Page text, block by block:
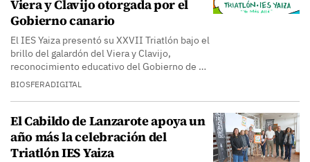
Viera y Clavijo otorgada por el
Gobierno canario
El IES Yaiza presentó su XXVII Triatlón bajo el
brillo del galardón del Viera y Clavijo,
reconocimiento educativo del Gobierno de …
BIOSFERADIGITAL
El Cabildo de Lanzarote apoya un
año más la celebración del
Triatlón IES Yaiza